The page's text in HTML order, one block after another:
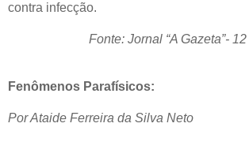
contra infecção.
Fonte: Jornal “A Gazeta”-
Fenômenos Parafísicos:
Por Ataide Ferreira da Silva Neto